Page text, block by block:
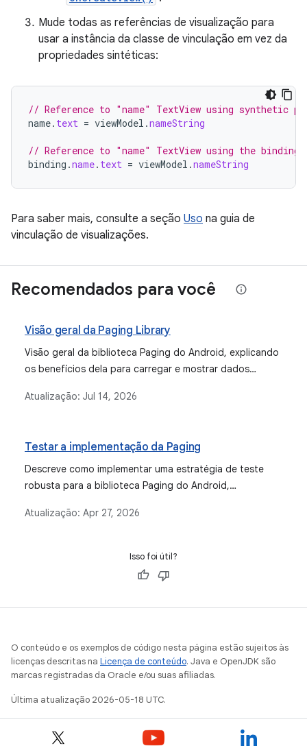
Mude todas as referências de visualização para
usar a instância da classe de vinculação em vez da
propriedades sintéticas:
// Reference to "name" TextView using synthetic
name. text = viewModel .nameString
// Reference to "name" TextView using the
binding .name. text = viewModel .nameString
Para saber mais, consulte a seção Uso na guia de
vinculação de visualizações.
Recomendados para você
Visão geral da Paging Library
Visão geral da biblioteca Paging do Android, explicando
os benefícios dela para carregar e mostrar dados
Atualização: Jul 14, 2026
Testar a implementação da Paging
Descreve como implementar uma estratégia de teste
robusta para a biblioteca Paging do Android,
de dados para PagingSource e RemoteMediator e testes
Atualização: Apr 27, 2026
Isso foi útil?
O conteúdo e os exemplos de código nesta página estão sujeitos às
licenças descritas na Licença de conteúdo. Java e OpenJDK são
marcas registradas da Oracle e/ou suas afiliadas.
Última atualização 2026-05-18 UTC.